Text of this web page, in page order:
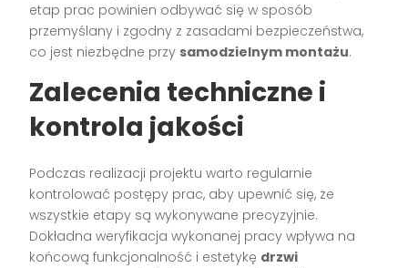
etap prac powinien odbywać się w sposób
przemyślany i zgodny z zasadami bezpieczeństwa,
co jest niezbędne przy samodzielnym montażu.
Zalecenia techniczne i
kontrola jakości
Podczas realizacji projektu warto regularnie
kontrolować postępy prac, aby upewnić się, że
wszystkie etapy są wykonywane precyzyjnie.
Dokładna weryfikacja wykonanej pracy wpływa na
końcową funkcjonalność i estetykę drzwi